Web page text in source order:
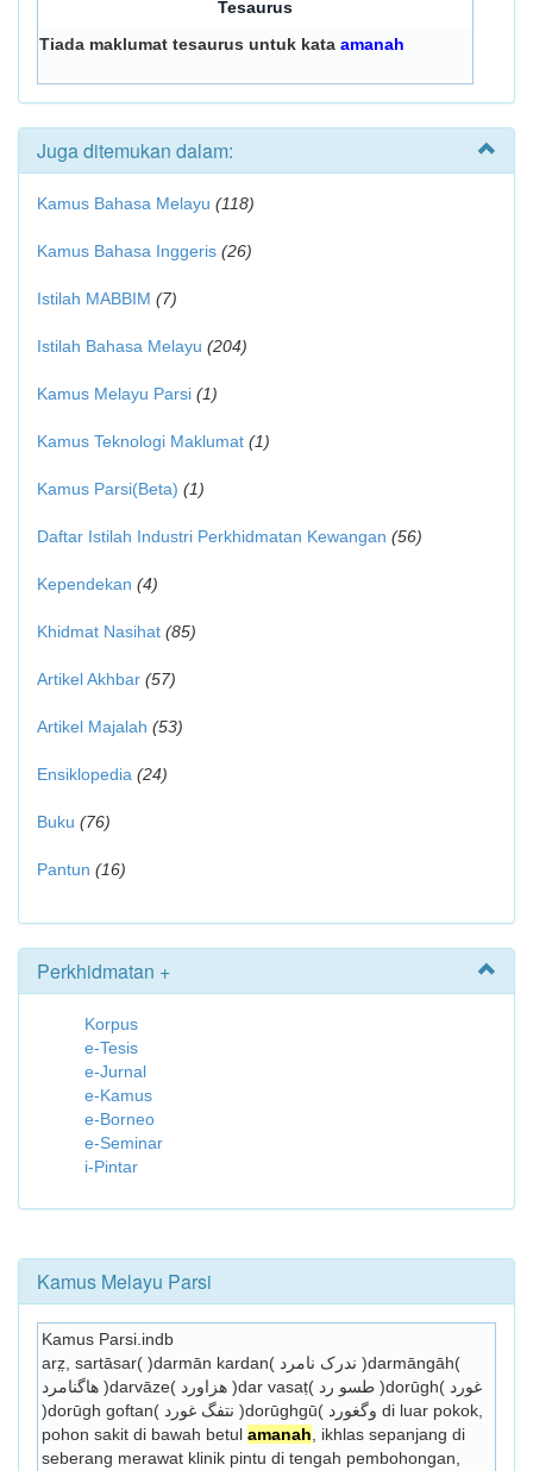
Tesaurus
Tiada maklumat tesaurus untuk kata amanah
Juga ditemukan dalam:
Kamus Bahasa Melayu (118)
Kamus Bahasa Inggeris (26)
Istilah MABBIM (7)
Istilah Bahasa Melayu (204)
Kamus Melayu Parsi (1)
Kamus Teknologi Maklumat (1)
Kamus Parsi(Beta) (1)
Daftar Istilah Industri Perkhidmatan Kewangan (56)
Kependekan (4)
Khidmat Nasihat (85)
Artikel Akhbar (57)
Artikel Majalah (53)
Ensiklopedia (24)
Buku (76)
Pantun (16)
Perkhidmatan +
Korpus
e-Tesis
e-Jurnal
e-Kamus
e-Borneo
e-Seminar
i-Pintar
Kamus Melayu Parsi
Kamus Parsi.indb
arz̤, sartāsar( )darmān kardan( ندرک نامرد )darmāngāh(
هاگنامرد )darvāze( هزاورد )dar vasaṭ( طسو رد )dorūgh( غورد
)dorūgh goftan( نتفگ غورد )dorūghgū( وگغورد di luar pokok,
pohon sakit di bawah betul amanah , ikhlas sepanjang di
seberang merawat klinik pintu di tengah pembohongan,